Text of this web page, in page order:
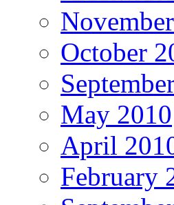
October
May 2010
April
February